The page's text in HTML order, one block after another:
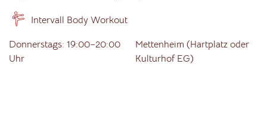
Intervall Body Workout
Donnerstags: 19:00–20:00
Uhr
Mettenheim (Hartplatz oder
Kulturhof EG)